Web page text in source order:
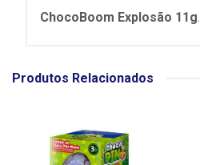
ChocoBoom Explosão 11g.
Produtos Relacionados